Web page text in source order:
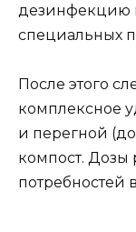
дезинфекцию
специальных
После этого
комплексное
и перегной (до
компост. Дозы
потребностей